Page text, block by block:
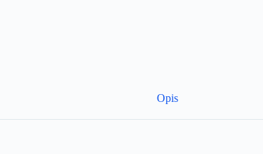
Opis